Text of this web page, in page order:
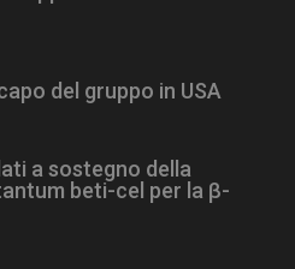
del gruppo in USA
a sostegno della
beti-cel per la β-
www.dailyhealthindustry.it
settimane
2 giorni